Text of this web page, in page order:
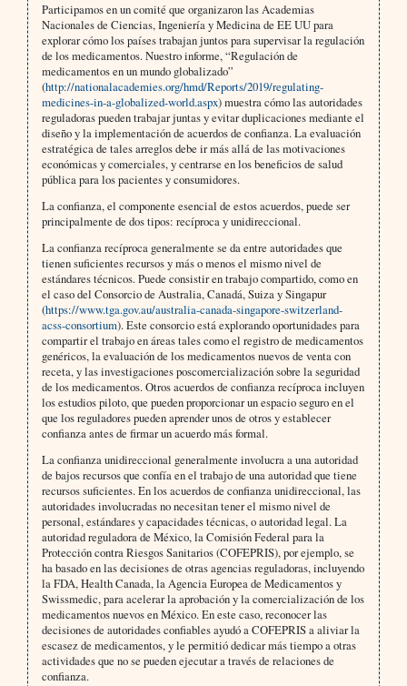
Participamos en un comité que organizaron las Academias
Nacionales de Ciencias, Ingeniería y Medicina de EE UU para
explorar cómo los países trabajan juntos para supervisar la regulación
de los medicamentos. Nuestro informe, “Regulación de
medicamentos en un mundo globalizado”
(http://nationalacademies.org/hmd/Reports/2019/regulating-
medicines-in-a-globalized-world.aspx) muestra cómo las autoridades
reguladoras pueden trabajar juntas y evitar duplicaciones mediante el
diseño y la implementación de acuerdos de confianza. La evaluación
estratégica de tales arreglos debe ir más allá de las motivaciones
económicas y comerciales, y centrarse en los beneficios de salud
pública para los pacientes y consumidores.
La confianza, el componente esencial de estos acuerdos, puede ser
principalmente de dos tipos: recíproca y unidireccional.
La confianza recíproca generalmente se da entre autoridades que
tienen suficientes recursos y más o menos el mismo nivel de
estándares técnicos. Puede consistir en trabajo compartido, como en
el caso del Consorcio de Australia, Canadá, Suiza y Singapur
(https://www.tga.gov.au/australia-canada-singapore-switzerland-
acss-consortium). Este consorcio está explorando oportunidades para
compartir el trabajo en áreas tales como el registro de medicamentos
genéricos, la evaluación de los medicamentos nuevos de venta con
receta, y las investigaciones poscomercialización sobre la seguridad
de los medicamentos. Otros acuerdos de confianza recíproca incluyen
los estudios piloto, que pueden proporcionar un espacio seguro en el
que los reguladores pueden aprender unos de otros y establecer
confianza antes de firmar un acuerdo más formal.
La confianza unidireccional generalmente involucra a una autoridad
de bajos recursos que confía en el trabajo de una autoridad que tiene
recursos suficientes. En los acuerdos de confianza unidireccional, las
autoridades involucradas no necesitan tener el mismo nivel de
personal, estándares y capacidades técnicas, o autoridad legal. La
autoridad reguladora de México, la Comisión Federal para la
Protección contra Riesgos Sanitarios (COFEPRIS), por ejemplo, se
ha basado en las decisiones de otras agencias reguladoras, incluyendo
la FDA, Health Canada, la Agencia Europea de Medicamentos y
Swissmedic, para acelerar la aprobación y la comercialización de los
medicamentos nuevos en México. En este caso, reconocer las
decisiones de autoridades confiables ayudó a COFEPRIS a aliviar la
escasez de medicamentos, y le permitió dedicar más tiempo a otras
actividades que no se pueden ejecutar a través de relaciones de
confianza.